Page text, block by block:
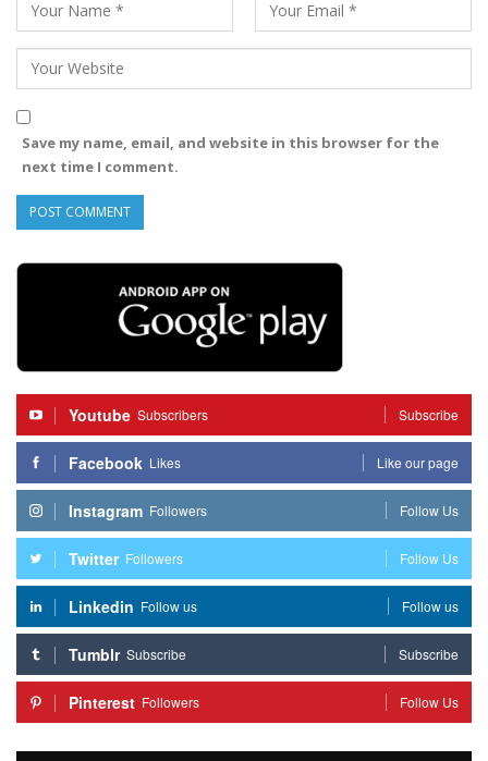
Save my name, email, and website in this browser for the
next time I comment.
Youtube Subscribers Subscribe
Facebook Likes Like our page
Instagram Followers Follow Us
Twitter Followers Follow Us
Linkedin Follow us Follow us
Tumblr Subscribe Subscribe
Pinterest Followers Follow Us